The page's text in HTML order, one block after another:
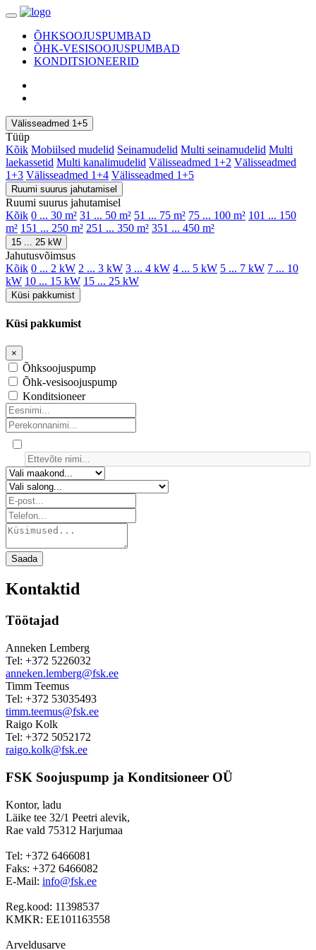
ÕHKSOOJUSPUMBAD
ÕHK-VESISOOJUSPUMBAD
KONDITSIONEERID
Välisseadmed 1+5
Tüüp
Kõik Mobiilsed mudelid Seinamudelid Multi seinamudelid Multi
laekassetid Multi kanalimudelid Välisseadmed 1+2 Välisseadmed
1+3 Välisseadmed 1+4 Välisseadmed 1+5
Ruumi suurus jahutamisel
Ruumi suurus jahutamisel
Kõik 0 ... 30 m² 31 ... 50 m² 51 ... 75 m² 75 ... 100 m² 101 ... 150
m² 151 ... 250 m² 251 ... 350 m² 351 ... 450 m²
15 ... 25 kW
Jahutusvõimsus
Kõik 0 ... 2 kW 2 ... 3 kW 3 ... 4 kW 4 ... 5 kW 5 ... 7 kW 7 ... 10
kW 10 ... 15 kW 15 ... 25 kW
Küsi pakkumist
Küsi pakkumist
×
Õhksoojuspump
Õhk-vesisoojuspump
Konditsioneer
Saada
Kontaktid
Töötajad
Anneken Lemberg
Tel: +372 5226032
anneken.lemberg@fsk.ee
Timm Teemus
Tel: +372 53035493
timm.teemus@fsk.ee
Raigo Kolk
Tel: +372 5052172
raigo.kolk@fsk.ee
FSK Soojuspump ja Konditsioneer OÜ
Kontor, ladu
Läike tee 32/1 Peetri alevik,
Rae vald 75312 Harjumaa
Tel: +372 6466081
Faks: +372 6466082
E-Mail: info@fsk.ee
Reg.kood: 11398537
KMKR: EE101163558
Arveldusarve